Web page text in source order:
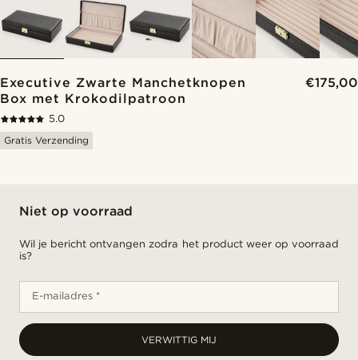
Executive Zwarte Manchetknopen
Box met Krokodilpatroon
€175,00
5.0
Gratis Verzending
Niet op voorraad
Wil je bericht ontvangen zodra het product weer op voorraad
is?
E-mailadres *
VERWITTIG MIJ